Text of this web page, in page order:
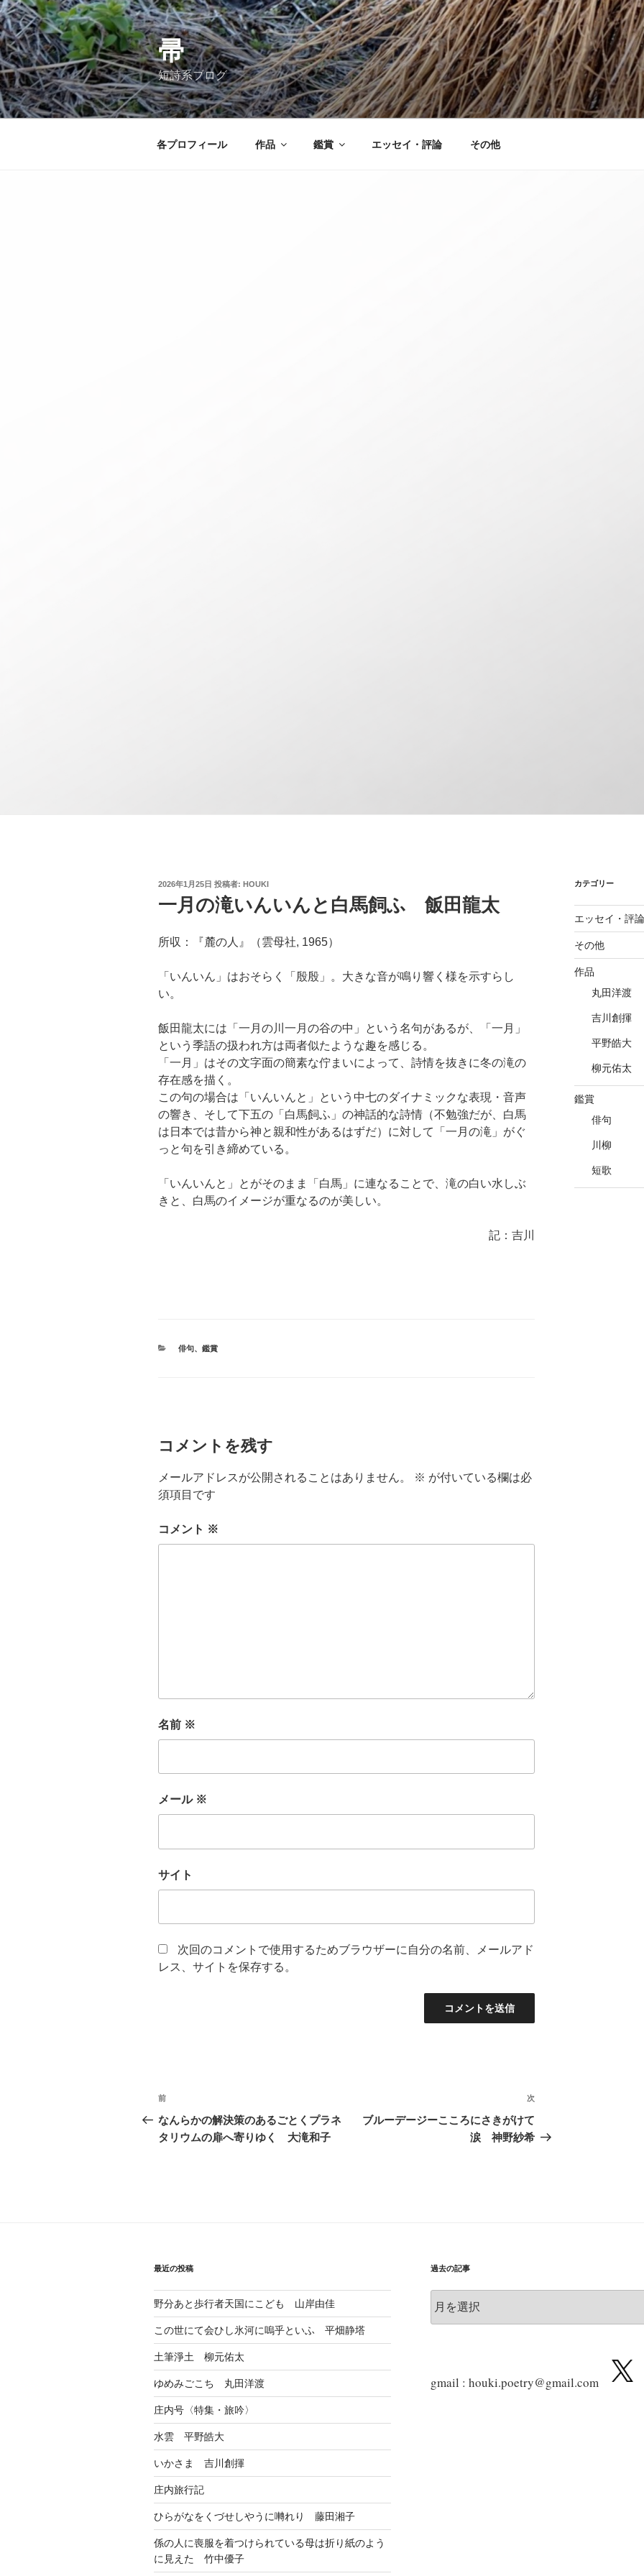
コ
ン
テ
ン
ツ
へ
ス
帚
短詩系ブログ
各プロフィール 作品 鑑賞 エッセイ・評論 その他
投
日:
2026年1月25日 投稿者: HOUKI
一月の滝いんいんと白馬飼ふ 飯田龍太
所収：『麓の人』（雲母社, 1965）
「いんいん」はおそらく「殷殷」。大きな音が鳴り響く様を示すらし
い。
飯田龍太には「一月の川一月の谷の中」という名句があるが、「一月」
という季語の扱われ方は両者似たような趣を感じる。
「一月」はその文字面の簡素な佇まいによって、詩情を抜きに冬の滝の
存在感を描く。
この句の場合は「いんいんと」という中七のダイナミックな表現・音声
の響き、そして下五の「白馬飼ふ」の神話的な詩情（不勉強だが、白馬
は日本では昔から神と親和性があるはずだ）に対して「一月の滝」がぐ
っと句を引き締めている。
「いんいんと」とがそのまま「白馬」に連なることで、滝の白い水しぶ
きと、白馬のイメージが重なるのが美しい。
記：吉川
カ
俳句、 鑑賞
コメントを残す
メールアドレスが公開されることはありません。 ※ が付いている欄は必
須項目です
コメント ※
名前 ※
メール ※
サイト
次回のコメントで使用するためブラウザーに自分の名前、メールアド
レス、サイトを保存する。
投
稿
ナ
ョ
ン
前
の
投
前
なんらかの解決策のあるごとくプラネ
タリウムの扉へ寄りゆく 大滝和子
次
投
次
ブルーデージーこころにさきがけて
涙 神野紗希
カテゴリー
エッセイ・評論
その他
作品
丸田洋渡
吉川創揮
平野皓大
柳元佑太
鑑賞
俳句
川柳
短歌
最近の投稿
野分あと歩行者天国にこども 山岸由佳
この世にて会ひし氷河に嗚乎といふ 平畑静塔
土筆淨土 柳元佑太
ゆめみごこち 丸田洋渡
庄内号〈特集・旅吟〉
水雲 平野皓大
いかさま 吉川創揮
庄内旅行記
ひらがなをくづせしやうに囀れり 藤田湘子
係の人に喪服を着つけられている母は折り紙のよう
に見えた 竹中優子
過去の記事
去
gmail : houki.poetry@gmail.com